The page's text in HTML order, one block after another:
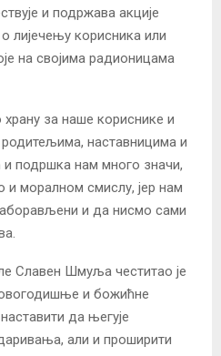
и подржава акције
лијечењу корисника или
на својима радионицама
за наше кориснике и
наставницима и
подршка нам много значи,
и моралном смислу, јер нам
и да нисмо сами
Славен Шмуља честитао је
и божићне
да његује
али и проширити